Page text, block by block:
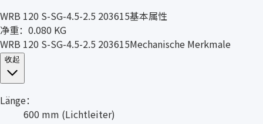
WRB 120 S-SG-4.5-2.5 203615基本属性
净重：0.080 KG
WRB 120 S-SG-4.5-2.5 203615Mechanische Merkmale
收起
Länge：
600 mm (Lichtleiter)